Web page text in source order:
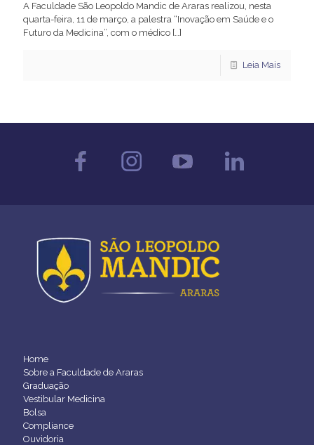
A Faculdade São Leopoldo Mandic de Araras realizou, nesta
quarta-feira, 11 de março, a palestra “Inovação em Saúde e o
Futuro da Medicina”, com o médico […]
Leia Mais
Home
Sobre a Faculdade de Araras
Graduação
Vestibular Medicina
Bolsa
Compliance
Ouvidoria